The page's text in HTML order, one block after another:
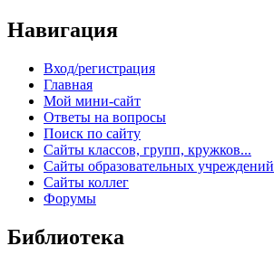
Навигация
Вход/регистрация
Главная
Мой мини-сайт
Ответы на вопросы
Поиск по сайту
Сайты классов, групп, кружков...
Сайты образовательных учреждений
Сайты коллег
Форумы
Библиотека